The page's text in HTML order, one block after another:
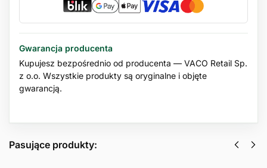
Gwarancja producenta
Kupujesz bezpośrednio od producenta — VACO Retail Sp.
z o.o. Wszystkie produkty są oryginalne i objęte
gwarancją.
Pasujące produkty: